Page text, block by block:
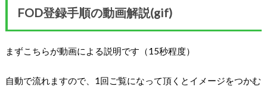
FOD登録手順の動画解説(gif)
まずこちらが動画による説明です（15秒程度）
自動で流れますので、1回ご覧になって頂くとイメージをつかむ